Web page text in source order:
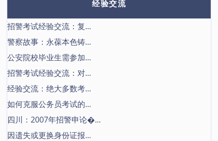
经验交流
招警考试经验交流：复...
警察故事：永葆本色铸...
公安院校毕业生需参加...
招警考试经验交流：对...
经验交流：绝大多数考...
如何克服公务员考试的...
四川：2007年招警申论�...
因遗失或更换身份证报...